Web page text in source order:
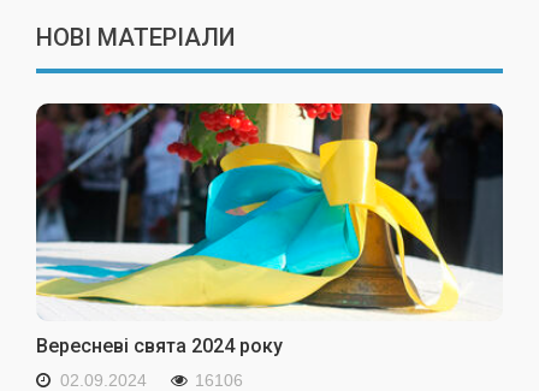
НОВІ МАТЕРІАЛИ
Вересневі свята 2024 року
02.09.2024 16106